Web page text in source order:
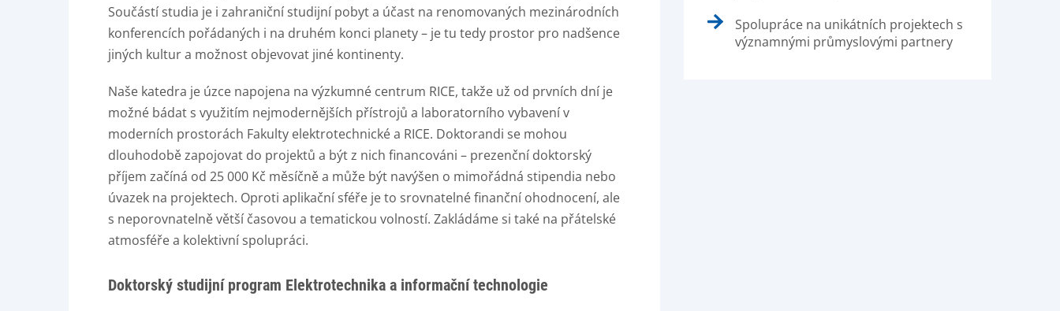
Součástí studia je i zahraniční studijní pobyt a účast na renomovaných mezinárodních
konferencích pořádaných i na druhém konci planety – je tu tedy prostor pro nadšence
jiných kultur a možnost objevovat jiné kontinenty.
Naše katedra je úzce napojena na výzkumné centrum RICE, takže už od prvních dní je
možné bádat s využitím nejmodernějších přístrojů a laboratorního vybavení v
moderních prostorách Fakulty elektrotechnické a RICE. Doktorandi se mohou
dlouhodobě zapojovat do projektů a být z nich financováni – prezenční doktorský
příjem začíná od 25 000 Kč měsíčně a může být navýšen o mimořádná stipendia nebo
úvazek na projektech. Oproti aplikační sféře je to srovnatelné finanční ohodnocení, ale
s neporovnatelně větší časovou a tematickou volností. Zakládáme si také na přátelské
atmosféře a kolektivní spolupráci.
Doktorský studijní program Elektrotechnika a informační technologie
Spolupráce na unikátních projektech s
významnými průmyslovými partnery